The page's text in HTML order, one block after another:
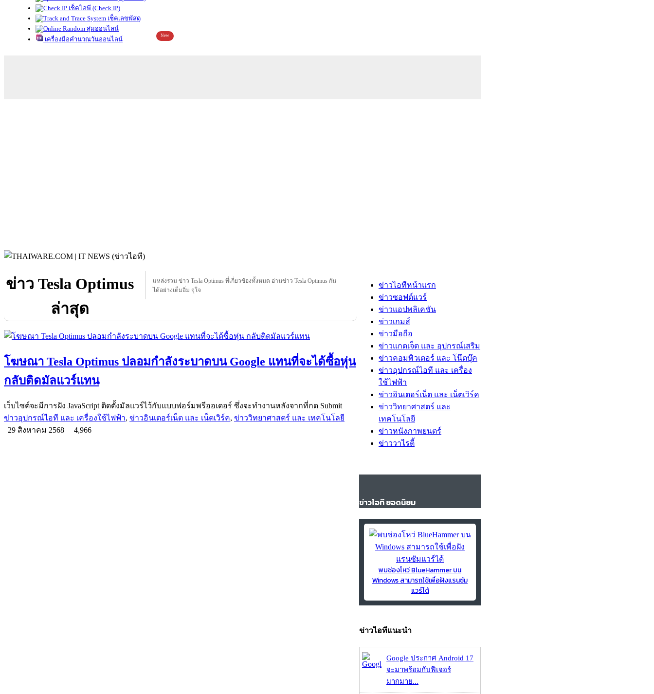
เช็คไอพี (Check IP)
เช็คเลขพัสดุ
สุ่มออนไลน์
เครื่องมือคำนวณวันออนไลน์
New
ข่าว Tesla Optimus
ล่าสุด
แหล่งรวม ข่าว Tesla Optimus ที่เกี่ยวข้องทั้งหมด อ่านข่าว Tesla Optimus กัน
ได้อย่างเต็มอิ่ม จุใจ
โฆษณา Tesla Optimus ปลอมกำลังระบาดบน Google แทนที่จะได้ซื้อหุ่น
กลับติดมัลแวร์แทน
เว็บไซต์จะมีการฝัง JavaScript ติดตั้งมัลแวร์ไว้กับแบบฟอร์มพรีออเดอร์ ซึ่งจะทำงานหลังจากที่กด Submit
ข่าวอุปกรณ์ไอที และ เครื่องใช้ไฟฟ้า, ข่าวอินเตอร์เน็ต และ เน็ตเวิร์ค, ข่าววิทยาศาสตร์ และ เทคโนโลยี
29 สิงหาคม 2568
4,966
ข่าวไอทีหน้าแรก
ข่าวซอฟต์แวร์
ข่าวแอปพลิเคชัน
ข่าวเกมส์
ข่าวมือถือ
ข่าวแกดเจ็ต และ อุปกรณ์เสริม
ข่าวคอมพิวเตอร์ และ โน๊ตบุ๊ค
ข่าวอุปกรณ์ไอที และ เครื่อง
ใช้ไฟฟ้า
ข่าวอินเตอร์เน็ต และ เน็ตเวิร์ค
ข่าววิทยาศาสตร์ และ
เทคโนโลยี
ข่าวหนังภาพยนตร์
ข่าววาไรตี้
ข่าวไอที ยอดนิยม
พบช่องโหว่ BlueHammer บน
Windows สามารถใช้เพื่อฝังแรนซัม
แวร์ได้
ข่าวไอทีแนะนำ
Google ประกาศ Android 17
จะมาพร้อมกับฟีเจอร์
มากมาย...